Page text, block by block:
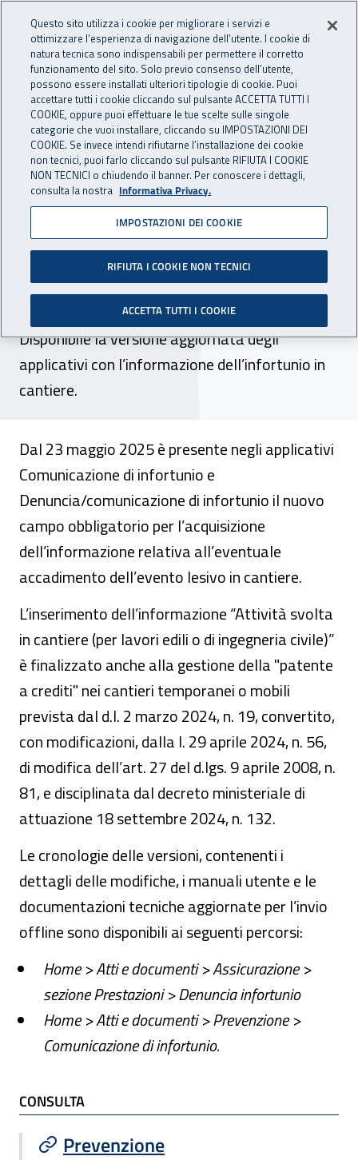
INAIL - Istituto Nazionale
Apri cerca
Navigazione principale
Navigazione - Ti trovi in:
Home Inail comunica Avvisi
Comunicazione di
infortunio e
denuncia/comunicazione di
infortunio: aggiornamento
servizi online
Disponibile la versione aggiornata degli
applicativi con l’informazione dell’infortunio in
cantiere.
Dal 23 maggio 2025 è presente negli applicativi
Comunicazione di infortunio e
Denuncia/comunicazione di infortunio il nuovo
campo obbligatorio per l’acquisizione
dell’informazione relativa all’eventuale
accadimento dell’evento lesivo in cantiere.
L’inserimento dell’informazione “Attività svolta
in cantiere (per lavori edili o di ingegneria civile)”
è finalizzato anche alla gestione della "patente
a crediti" nei cantieri temporanei o mobili
prevista dal d.l. 2 marzo 2024, n. 19, convertito,
con modificazioni, dalla l. 29 aprile 2024, n. 56,
di modifica dell’art. 27 del d.lgs. 9 aprile 2008, n.
81, e disciplinata dal decreto ministeriale di
attuazione 18 settembre 2024, n. 132.
Le cronologie delle versioni, contenenti i
dettagli delle modifiche, i manuali utente e le
documentazioni tecniche aggiornate per l’invio
offline sono disponibili ai seguenti percorsi:
Home > Atti e documenti > Assicurazione >
sezione Prestazioni > Denuncia infortunio
Home > Atti e documenti > Prevenzione >
Comunicazione di infortunio.
TI POTREBBE INTERESSARE
CONSULTA
Prevenzione
Questo sito utilizza i cookie per migliorare i servizi e
ottimizzare l’esperienza di navigazione dell’utente. I cookie di
natura tecnica sono indispensabili per permettere il corretto
funzionamento del sito. Solo previo consenso dell’utente,
possono essere installati ulteriori tipologie di cookie. Puoi
accettare tutti i cookie cliccando sul pulsante ACCETTA TUTTI I
COOKIE, oppure puoi effettuare le tue scelte sulle singole
categorie che vuoi installare, cliccando su IMPOSTAZIONI DEI
COOKIE. Se invece intendi rifiutarne l’installazione dei cookie
non tecnici, puoi farlo cliccando sul pulsante RIFIUTA I COOKIE
NON TECNICI o chiudendo il banner. Per conoscere i dettagli,
consulta la nostra Informativa Privacy.
IMPOSTAZIONI DEI COOKIE
RIFIUTA I COOKIE NON TECNICI
ACCETTA TUTTI I COOKIE